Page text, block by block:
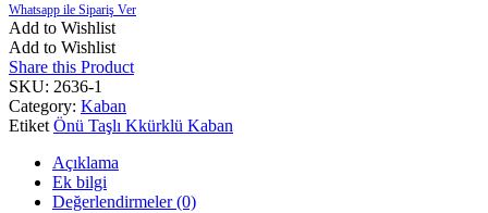
Add to Wishlist
Add to Wishlist
Share this Product
SKU: 2636-1
Category: Kaban
Etiket Önü Taşlı Kkürklü Kaban
Açıklama
Ek bilgi
Değerlendirmeler (0)